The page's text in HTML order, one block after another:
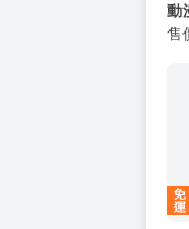
動
售